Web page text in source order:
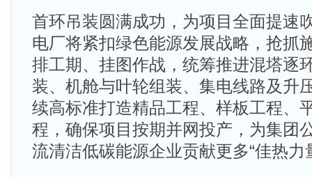
首环吊装圆满成功，为项目全面提速
电厂将紧扣绿色能源发展战略，抢抓
排工期、挂图作战，统筹推进混塔逐
装、机舱与叶轮组装、集电线路及升
续高标准打造精品工程、样板工程、
程，确保项目按期并网投产，为集团
流清洁低碳能源企业贡献更多“佳热力